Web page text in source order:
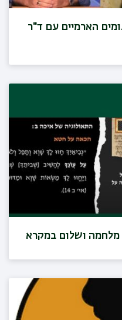
הארמיים עם ד"ר
מלחמה ושלום במקרא